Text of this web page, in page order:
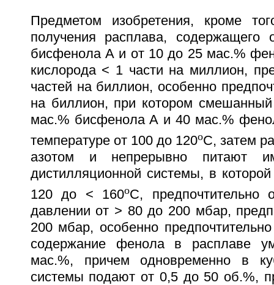
Предметом изобретения, кроме
получения расплава,
бисфенола А и от 10 до 25 мас.%
кислорода < 1 части на миллион,
частей на биллион, особенно
на биллион, при котором смешанный
мас.% бисфенола А и 40 мас.%
температуре от 100 до 120oС, затем
азотом и непрерывно питают
дистилляционной системы, в
120 до < 160oС,
давлении от > 80 до 200 мбар,
200 мбар, особенно
содержание фенола в расплаве
мас.%, причем одновременно в
системы подают от 0,5 до 50 об.%,